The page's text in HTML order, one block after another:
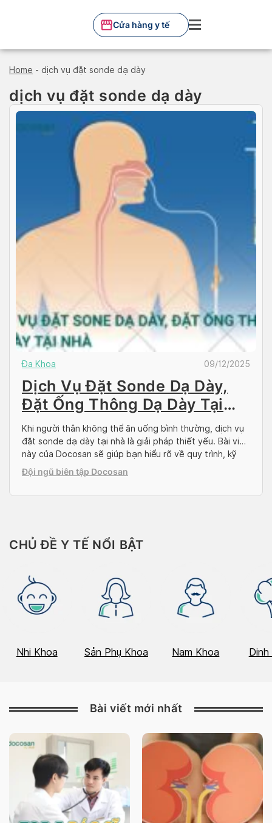
Cửa hàng y tế
Home - dịch vụ đặt sonde dạ dày
dịch vụ đặt sonde dạ dày
Đa Khoa 09/12/2025
Dịch Vụ Đặt Sonde Dạ Dày,
Đặt Ống Thông Dạ Dày Tại
Nhà
Khi người thân không thể ăn uống bình thường, dịch vụ
đặt sonde dạ dày tại nhà là giải pháp thiết yếu. Bài viết
này của Docosan sẽ giúp bạn hiểu rõ về quy trình, kỹ
thuật và những lưu ý chăm sóc quan trọng. Qua đó, bạn
có thể lựa chọn được dịch vụ […]
Đội ngũ biên tập Docosan
CHỦ ĐỀ Y TẾ NỔI BẬT
Nhi Khoa Sản Phụ Khoa Nam Khoa Dinh
Bài viết mới nhất